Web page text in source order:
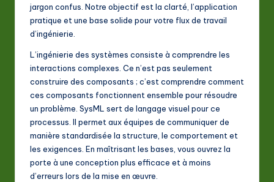
a
in
A
&
jargon confus. Notre objectif est la clarté, l’application
pratique et une base solide pour votre flux de travail
d’ingénierie.
L’ingénierie des systèmes consiste à comprendre les
interactions complexes. Ce n’est pas seulement
construire des composants ; c’est comprendre comment
ces composants fonctionnent ensemble pour résoudre
un problème. SysML sert de langage visuel pour ce
processus. Il permet aux équipes de communiquer de
manière standardisée la structure, le comportement et
les exigences. En maîtrisant les bases, vous ouvrez la
porte à une conception plus efficace et à moins
d’erreurs lors de la mise en œuvre.